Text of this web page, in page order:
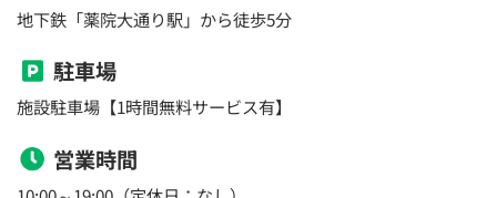
地下鉄「薬院大通り駅」から徒歩5分
駐車場
施設駐車場【1時間無料サービス有】
営業時間